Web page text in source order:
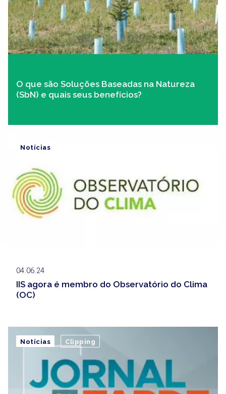
O que são Soluções Baseadas na Natureza
(SbN) e quais seus benefícios?
04.06.24
IIS agora é membro do Observatório do Clima
(OC)
Notícias
Notícias Clipping